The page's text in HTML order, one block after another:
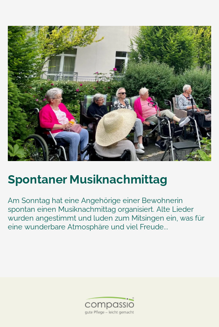
Spontaner Musiknachmittag
Am Sonntag hat eine Angehörige einer Bewohnerin
spontan einen Musiknachmittag organisiert. Alte Lieder
wurden angestimmt und luden zum Mitsingen ein, was für
eine wunderbare Atmosphäre und viel Freude...